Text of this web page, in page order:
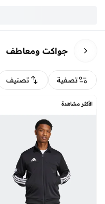
جواكت ومعاطف
تصفية تصنيف
الأكثر مشاهدة